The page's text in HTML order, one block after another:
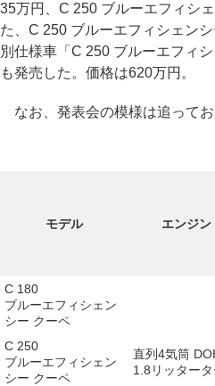
35万円、C 250 ブルーエフィシ
た、C 250 ブルーエフィシェン
別仕様車「C 250 ブルーエフィ
も発売した。価格は620万円。
なお、発表会の模様は追ってお
モデル エンジン
C 180
ブルーエフィシェン
シー クーペ
直列4気筒
1.8リッター
C 250
ブルーエフィシェン
シー クーペ